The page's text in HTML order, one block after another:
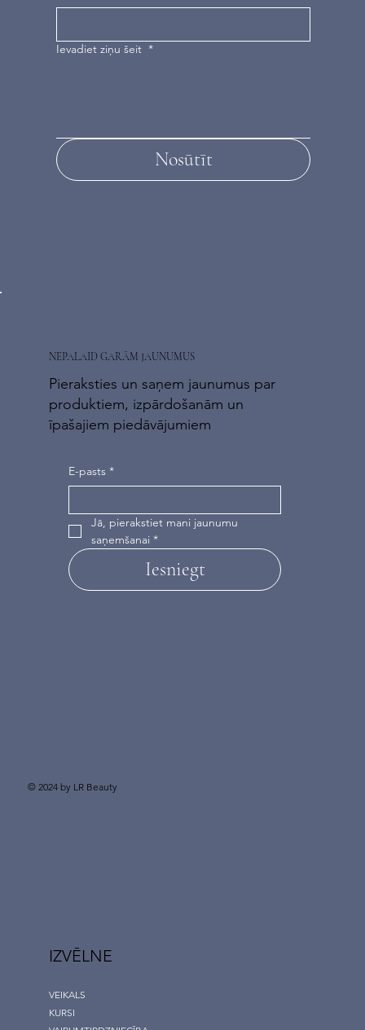
IZVĒLNE
VEIKALS
KURSI
Ievadiet ziņu šeit *
Nosūtīt
NEPALAID GARĀM JAUNUMUS
Pieraksties un saņem jaunumus par
produktiem, izpārdošanām un
īpašajiem piedāvājumiem
E-pasts *
Jā, pierakstiet mani jaunumu
saņemšanai *
Iesniegt
© 2024 by LR Beauty